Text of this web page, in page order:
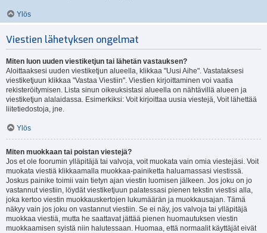
Ylös
Viestien lähetyksen ongelmat
Miten luon uuden viestiketjun tai lähetän vastauksen?
Aloittaaksesi uuden viestiketjun alueella, klikkaa "Uusi Aihe". Vastataksesi
viestiketjuun klikkaa "Vastaa Viestiin". Viestien kirjoittaminen voi vaatia
rekisteröitymisen. Lista sinun oikeuksistasi alueella on nähtävillä alueen ja
viestiketjun alalaidassa. Esimerkiksi: Voit kirjoittaa uusia viestejä, Voit lähettää
liitetiedostoja, jne.
Ylös
Miten muokkaan tai poistan viestejä?
Jos et ole foorumin ylläpitäjä tai valvoja, voit muokata vain omia viestejäsi. Voit
muokata viestiä klikkaamalla muokkaa-painiketta haluamassasi viestissä.
Joskus painike toimii vain tietyn ajan viestin luomisen jälkeen. Jos joku on jo
vastannut viestiin, löydät viestiketjuun palatessasi pienen tekstin viestisi alla,
joka kertoo viestin muokkauskertojen lukumäärän ja muokkausajan. Tämä
näkyy vain jos joku on vastannut viestiin. Se ei näy, jos valvoja tai ylläpitäjä
muokkaa viestiä, mutta he saattavat jättää pienen huomautuksen viestin
muokkaamisen syistä niin halutessaan. Huomaa, että normaalit käyttäjät eivät